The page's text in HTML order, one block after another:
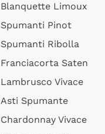
Blanquette Limoux
Spumanti Pinot
Spumanti Ribolla
Franciacorta Saten
Lambrusco Vivace
Asti Spumante
Chardonnay Vivace